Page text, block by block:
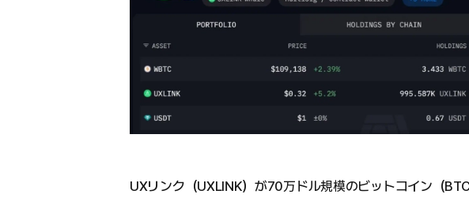
UXリンク（UXLINK）が70万ドル規模のビットコイン（BTC